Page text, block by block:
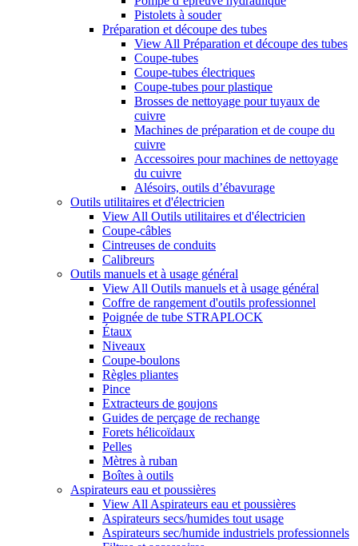
Pistolets à souder
Préparation et découpe des tubes
View All Préparation et découpe des tubes
Coupe-tubes
Coupe-tubes électriques
Coupe-tubes pour plastique
Brosses de nettoyage pour tuyaux de
cuivre
Machines de préparation et de coupe du
cuivre
Accessoires pour machines de nettoyage
du cuivre
Alésoirs, outils d’ébavurage
Outils utilitaires et d'électricien
View All Outils utilitaires et d'électricien
Coupe-câbles
Cintreuses de conduits
Calibreurs
Outils manuels et à usage général
View All Outils manuels et à usage général
Coffre de rangement d'outils professionnel
Poignée de tube STRAPLOCK
Étaux
Niveaux
Coupe-boulons
Règles pliantes
Pince
Extracteurs de goujons
Guides de perçage de rechange
Forets hélicoïdaux
Pelles
Mètres à ruban
Boîtes à outils
Aspirateurs eau et poussières
View All Aspirateurs eau et poussières
Aspirateurs secs/humides tout usage
Aspirateurs sec/humide industriels professionnels